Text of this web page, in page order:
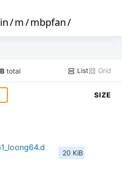
/m/mbpfan/
total List Grid
SIZE
20 KiB